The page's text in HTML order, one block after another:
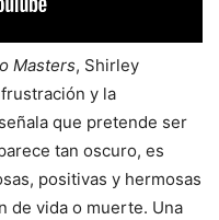
Masters, Shirley
y la
que pretende ser
tan oscuro, es
positivas y hermosas
de vida o muerte. Una